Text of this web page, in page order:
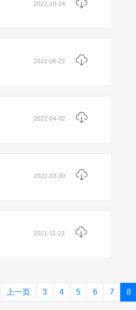
2022-10-14
2022-06-22
2022-04-02
2022-03-30
2021-11-22
上一页 3 4 5 6 7 8